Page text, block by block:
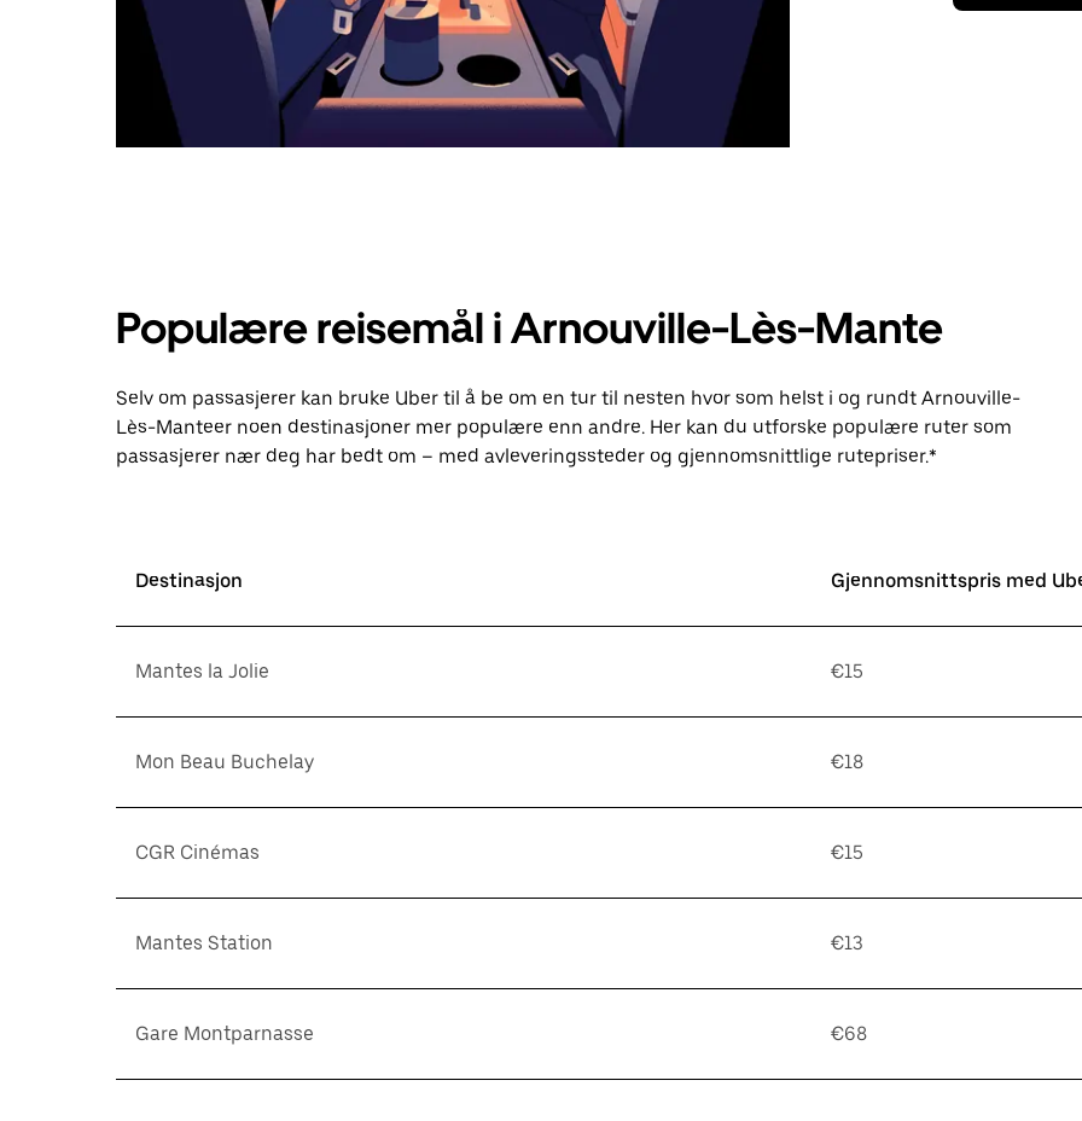
Populære reisemål i Arnouville-Lès-Mante
Selv om passasjerer kan bruke Uber til å be om en tur til nesten hvor som helst i og rundt Arnouville-
Lès-Manteer noen destinasjoner mer populære enn andre. Her kan du utforske populære ruter som
passasjerer nær deg har bedt om – med avleveringssteder og gjennomsnittlige rutepriser.*
Destinasjon Gjennomsnittspris med
Mantes la Jolie €15
Mon Beau Buchelay €18
CGR Cinémas €15
Mantes Station €13
Gare Montparnasse €68